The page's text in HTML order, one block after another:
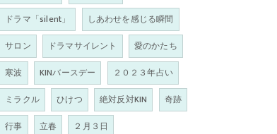
ドラマ「silent」
しあわせを感じる瞬間
サロン
ドラマサイレント
愛のかたち
寒波
KINバースデー
２０２３年占い
ミラクル
ひけつ 絶対反対KIN
奇跡
行事
立春
２月３日